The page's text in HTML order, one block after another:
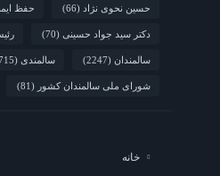
حسین نحوی نژاد (66) حفظ
دکتر سید جواد حسینی (70)
سالمندان (2247) سالمندی (715)
شورای ملی سالمندان کشور (81)
خانه